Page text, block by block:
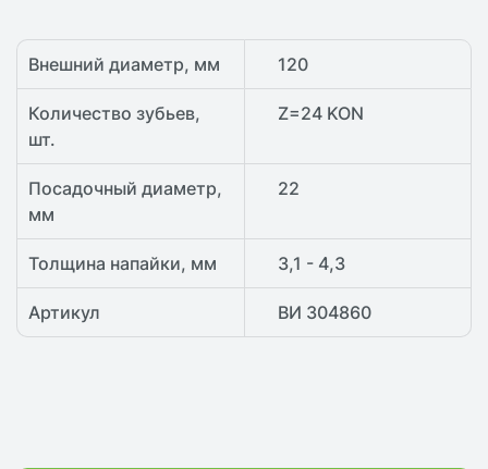
Внешний диаметр, мм 120
Количество зубьев,
шт.
Z=24 KON
Посадочный диаметр,
мм
22
Толщина напайки, мм 3,1 - 4,3
Артикул ВИ 304860